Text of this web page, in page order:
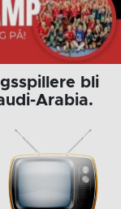
bli
Arabia.